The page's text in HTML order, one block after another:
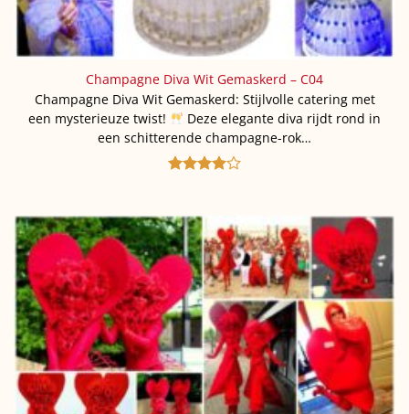
Champagne Diva Wit Gemaskerd – C04
Champagne Diva Wit Gemaskerd: Stijlvolle catering met
een mysterieuze twist!
Deze elegante diva rijdt rond in
een schitterende champagne-rok…